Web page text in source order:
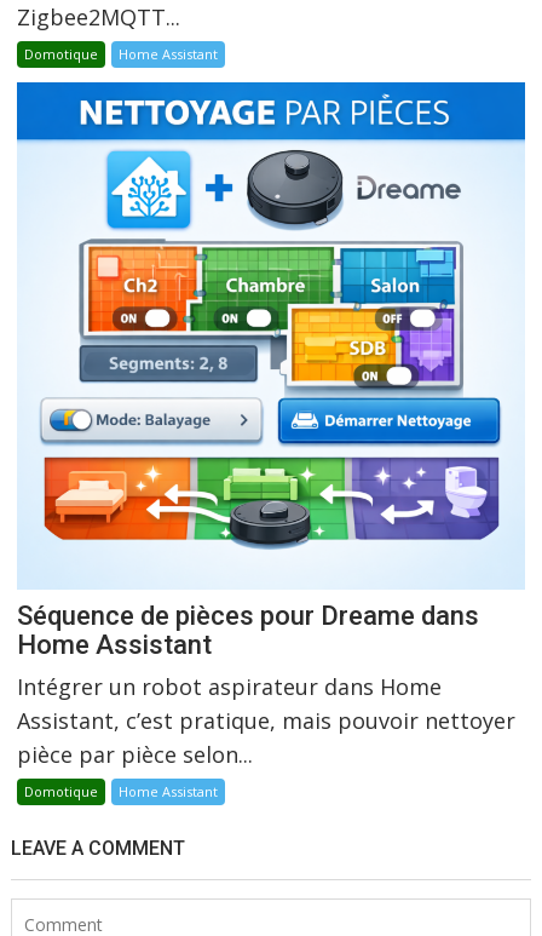
Zigbee2MQTT...
Domotique Home Assistant
Séquence de pièces pour Dreame dans
Home Assistant
Intégrer un robot aspirateur dans Home
Assistant, c’est pratique, mais pouvoir nettoyer
pièce par pièce selon...
Domotique Home Assistant
LEAVE A COMMENT